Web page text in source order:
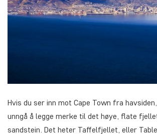
Hvis du ser inn mot Cape Town fra
unngå å legge merke til det høye, flate
sandstein. Det heter Taffelfjellet, eller Table